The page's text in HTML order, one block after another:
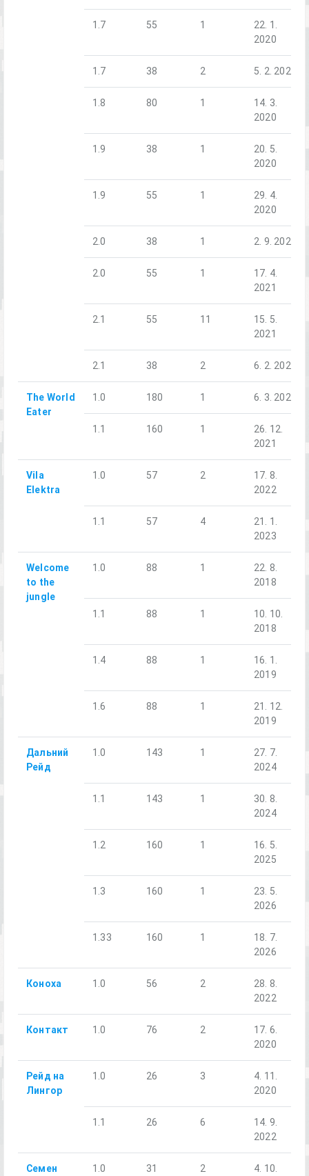
1.7 55 1
22. 1.
2020
1.7 38 2 5. 2. 2020
1.8 80 1
14. 3.
2020
1.9 38 1
20. 5.
2020
1.9 55 1
29. 4.
2020
2.0 38 1 2. 9. 2020
2.0 55 1
17. 4.
2021
2.1 55 11
15. 5.
2021
2.1 38 2 6. 2. 2022
The World
Eater
1.0 180 1 6. 3. 2021
1.1 160 1
26. 12.
2021
Vila
Elektra
1.0 57 2
17. 8.
2022
1.1 57 4
21. 1.
2023
Welcome
to the
jungle
1.0 88 1
22. 8.
2018
1.1 88 1
10. 10.
2018
1.4 88 1
16. 1.
2019
1.6 88 1
21. 12.
2019
Дальний
Рейд
1.0 143 1
27. 7.
2024
1.1 143 1
30. 8.
2024
1.2 160 1
16. 5.
2025
1.3 160 1
23. 5.
2026
1.33 160 1
18. 7.
2026
Коноха 1.0 56 2
28. 8.
2022
Контакт 1.0 76 2
17. 6.
2020
Рейд на
Лингор
1.0 26 3
4. 11.
2020
1.1 26 6
14. 9.
2022
Семен 1.0 31 2 4. 10.